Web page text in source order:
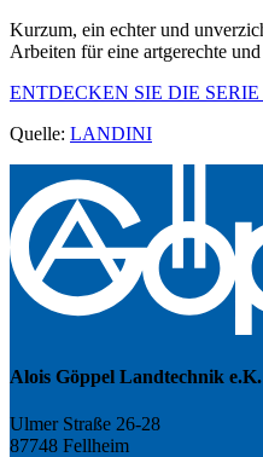
Kurzum, ein echter und
Arbeiten für eine artgerechte
ENTDECKEN SIE DIE SERIE
Quelle: LANDINI
Alois Göppel Landtechnik e.K.
Ulmer Straße 26-28
87748 Fellheim